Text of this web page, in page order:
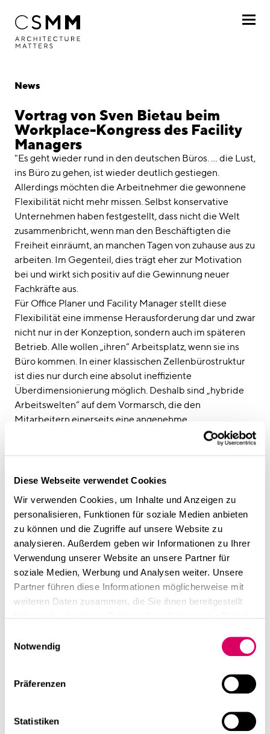
Diese Webseite verwendet Cookies
Wir verwenden Cookies, um Inhalte und Anzeigen zu
personalisieren, Funktionen für soziale Medien anbieten
zu können und die Zugriffe auf unsere Website zu
analysieren. Außerdem geben wir Informationen zu Ihrer
Verwendung unserer Website an unsere Partner für
soziale Medien, Werbung und Analysen weiter. Unsere
Partner führen diese Informationen möglicherweise mit
weiteren Daten zusammen, die Sie ihnen bereitgestellt
Notwendig
Präferenzen
Statistiken
Projekte
Journal
Awards
Karriere
Standorte
linkedininstagram
Deutsch
English
Datenschutz
News
Vortrag von Sven Bietau beim
Workplace-Kongress des Facility
Managers
"Es geht wieder rund in den deutschen Büros. ... die Lust,
ins Büro zu gehen, ist wieder deutlich gestiegen.
Allerdings möchten die Arbeitnehmer die gewonnene
Flexibilität nicht mehr missen. Selbst konservative
Unternehmen haben festgestellt, dass nicht die Welt
zusammenbricht, wenn man den Beschäftigten die
Freiheit einräumt, an manchen Tagen von zuhause aus zu
arbeiten. Im Gegenteil, dies trägt eher zur Motivation
bei und wirkt sich positiv auf die Gewinnung neuer
Fachkräfte aus.
Für Office Planer und Facility Manager stellt diese
Flexibilität eine immense Herausforderung dar und zwar
nicht nur in der Konzeption, sondern auch im späteren
Betrieb. Alle wollen „ihren“ Arbeitsplatz, wenn sie ins
Büro kommen. In einer klassischen Zellenbürostruktur
ist dies nur durch eine absolut ineffiziente
Überdimensionierung möglich. Deshalb sind „hybride
Arbeitswelten“ auf dem Vormarsch, die den
Mitarbeitern einerseits eine angenehme
Arbeitsatmosphäre bieten, andererseits durch
Flächeneffizienz den Ressourcenverbrauch und damit
Das und mehr ist Thema unter anderem im Vortrag
Kongressdes Facility Managers am 18.10.2023 in
Frankfurt.
Wir freuen uns darauf!
Diese Seite teilen
Weiterführende Inhalte